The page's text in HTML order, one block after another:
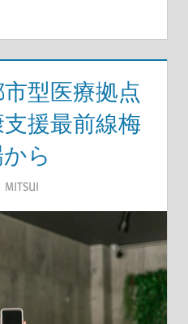
型医療拠点
援最前線梅
ら
MITSUI